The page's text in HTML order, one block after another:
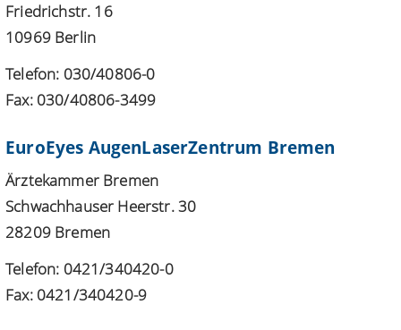
Friedrichstr. 16
10969 Berlin
Telefon: 030/40806-0
Fax: 030/40806-3499
EuroEyes AugenLaserZentrum Bremen
Ärztekammer Bremen
Schwachhauser Heerstr. 30
28209 Bremen
Telefon: 0421/340420-0
Fax: 0421/340420-9